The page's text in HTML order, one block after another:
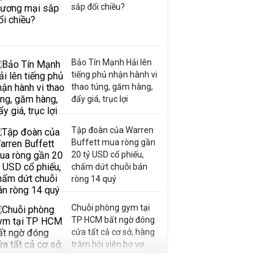
sắp đổi chiều?
Bảo Tín Mạnh Hải lên
tiếng phủ nhận hành vi
thao túng, găm hàng,
đẩy giá, trục lợi
Tập đoàn của Warren
Buffett mua ròng gần
20 tỷ USD cổ phiếu,
chấm dứt chuỗi bán
ròng 14 quý
Chuỗi phòng gym tại
TP HCM bất ngờ đóng
cửa tất cả cơ sở, hàng
trăm hội viên bơ vơ